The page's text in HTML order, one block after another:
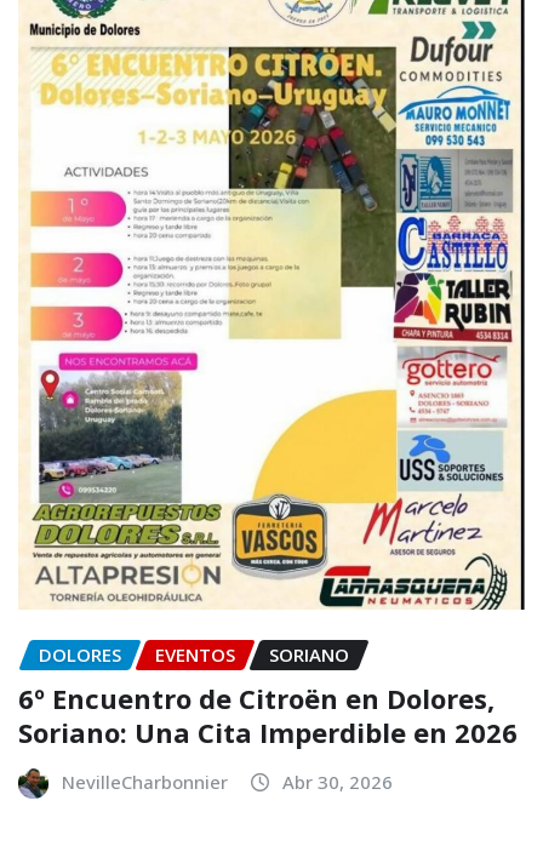
DOLORES EVENTOS SORIANO
6º Encuentro de Citroën en Dolores,
Soriano: Una Cita Imperdible en 2026
NevilleCharbonnier Abr 30, 2026